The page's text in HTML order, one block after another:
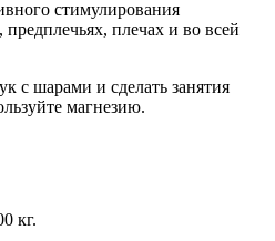
стимулирования
плечах и во всей
с шарами и сделать занятия
магнезию.
кг.